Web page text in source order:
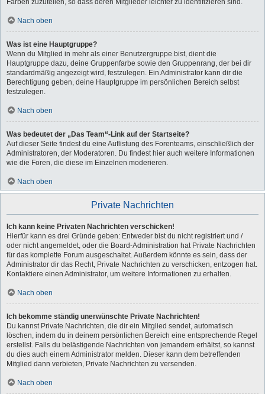
Farben zuzuteilen, so dass deren Mitglieder leichter zu identifizieren sind.
Nach oben
Was ist eine Hauptgruppe?
Wenn du Mitglied in mehr als einer Benutzergruppe bist, dient die
Hauptgruppe dazu, deine Gruppenfarbe sowie den Gruppenrang, der bei dir
standardmäßig angezeigt wird, festzulegen. Ein Administrator kann dir die
Berechtigung geben, deine Hauptgruppe im persönlichen Bereich selbst
festzulegen.
Nach oben
Was bedeutet der „Das Team“-Link auf der Startseite?
Auf dieser Seite findest du eine Auflistung des Forenteams, einschließlich der
Administratoren, der Moderatoren. Du findest hier auch weitere Informationen
wie die Foren, die diese im Einzelnen moderieren.
Nach oben
Private Nachrichten
Ich kann keine Privaten Nachrichten verschicken!
Hierfür kann es drei Gründe geben: Entweder bist du nicht registriert und /
oder nicht angemeldet, oder die Board-Administration hat Private Nachrichten
für das komplette Forum ausgeschaltet. Außerdem könnte es sein, dass der
Administrator dir das Recht, Private Nachrichten zu verschicken, entzogen hat.
Kontaktiere einen Administrator, um weitere Informationen zu erhalten.
Nach oben
Ich bekomme ständig unerwünschte Private Nachrichten!
Du kannst Private Nachrichten, die dir ein Mitglied sendet, automatisch
löschen, indem du in deinem persönlichen Bereich eine entsprechende Regel
erstellst. Falls du belästigende Nachrichten von jemandem erhältst, so kannst
du dies auch einem Administrator melden. Dieser kann dem betreffenden
Mitglied dann verbieten, Private Nachrichten zu versenden.
Nach oben